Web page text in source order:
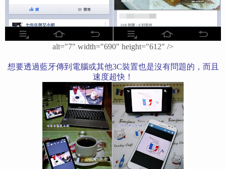
alt="7" width="690" height="612" />
想要透過藍牙傳到電腦或其他3C裝置也是沒有問題的，而且
速度超快！